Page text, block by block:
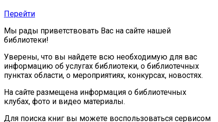
Перейти
Мы рады приветствовать Вас на сайте нашей
библиотеки!
Уверены, что вы найдете всю необходимую для вас
информацию об услугах библиотеки, о библиотечных
пунктах области, о мероприятиях, конкурсах, новостях.
На сайте размещена информация о библиотечных
клубах, фото и видео материалы.
Для поиска книг вы можете воспользоваться сервисом